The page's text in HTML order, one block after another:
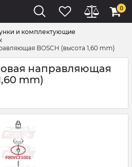
0
и комплектующие
BOSCH (высота 1,60 mm)
направляющая
mm)